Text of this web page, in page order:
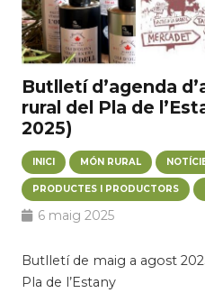
Butlletí d’agenda
rural del Pla de
2025)
INICI MÓN RURAL
PRODUCTES I PRODUCTORS
6 maig 2025
Butlletí de maig a agost
Pla de l’Estany